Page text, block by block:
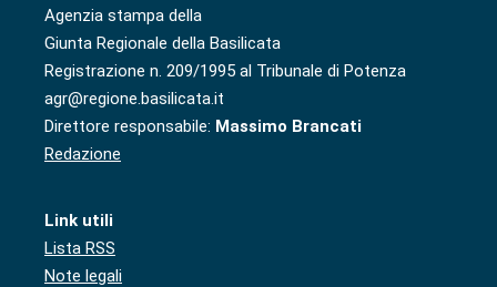
Agenzia stampa della
Giunta Regionale della Basilicata
Registrazione n. 209/1995 al Tribunale di Potenza
agr@regione.basilicata.it
Direttore responsabile: Massimo Brancati
Redazione
Link utili
Lista RSS
Note legali